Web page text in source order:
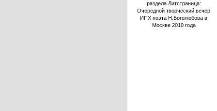
раздела Литстраница:
Очередной творческий вечер
ИПХ поэта Н.Боголюбова в
Москве 2010 года